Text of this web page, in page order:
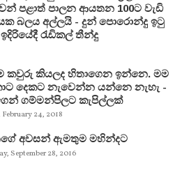
පළාත් පාලන ආයතන 100ට වැඩි
බලය අල්ලයි - දුන් පොරොන්දු ඉටු
රැඩිකල් තීන්දු
කවුරු කියලද හිතාගෙන ඉන්නෙ. මම
දෙකට නැවෙන්න යන්නෙ නැහැ -
ගම්මන්පිලට කැපිල්ලක්
24, 2018
අවසන් ඇමතුම මහින්දට
September 28, 2016